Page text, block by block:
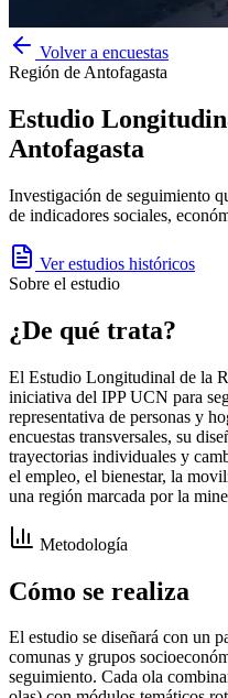
Volver a encuestas
Región de Antofagasta
Estudio
Antofagasta
Investigación de seguimiento
de indicadores sociales,
Ver estudios históricos
Sobre el estudio
¿De qué trata?
El Estudio Longitudinal de la
iniciativa del IPP UCN para
representativa de personas y
encuestas transversales, su
trayectorias individuales y
el empleo, el bienestar, la
una región marcada por la
Metodología
Cómo se realiza
El estudio se diseñará con un
comunas y grupos
seguimiento. Cada ola